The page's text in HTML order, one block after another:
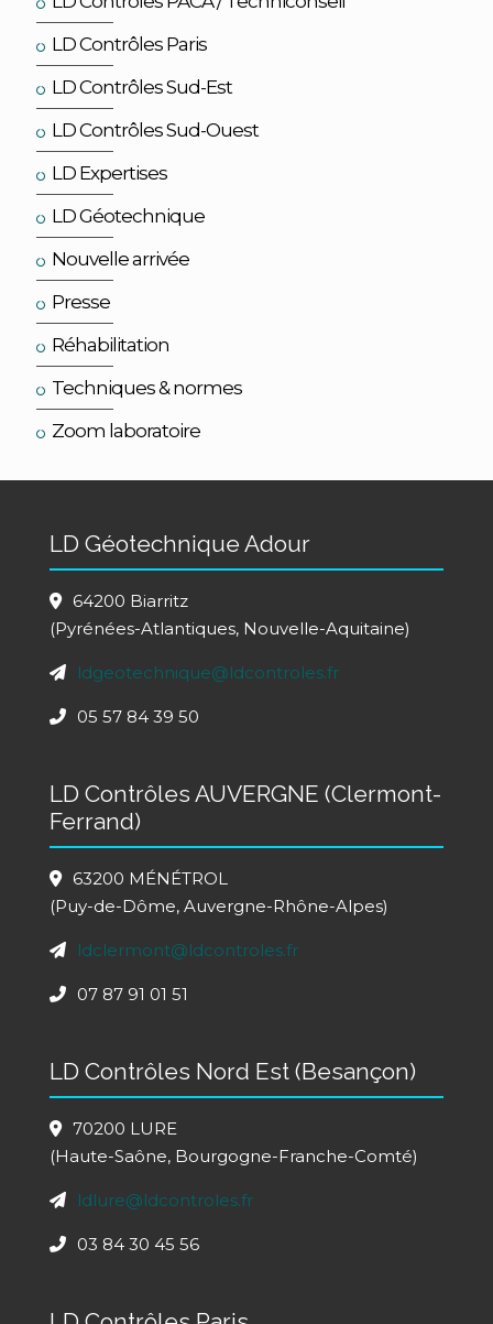
LD Contrôles Paris
LD Contrôles Sud-Est
LD Contrôles Sud-Ouest
LD Expertises
LD Géotechnique
Nouvelle arrivée
Presse
Réhabilitation
Techniques & normes
Zoom laboratoire
LD Géotechnique Adour
64200 Biarritz
(Pyrénées-Atlantiques, Nouvelle-Aquitaine)
ldgeotechnique@ldcontroles.fr
05 57 84 39 50
LD Contrôles AUVERGNE (Clermont-
Ferrand)
63200 MÉNÉTROL
(Puy-de-Dôme, Auvergne-Rhône-Alpes)
ldclermont@ldcontroles.fr
07 87 91 01 51
LD Contrôles Nord Est (Besançon)
70200 LURE
(Haute-Saône, Bourgogne-Franche-Comté)
ldlure@ldcontroles.fr
03 84 30 45 56